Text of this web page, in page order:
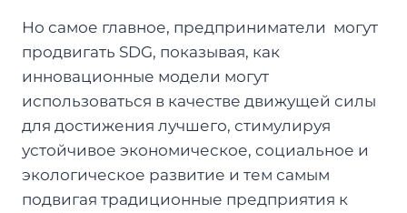
Но самое главное, предприниматели могут
продвигать SDG, показывая, как
инновационные модели могут
использоваться в качестве движущей силы
для достижения лучшего, стимулируя
устойчивое экономическое, социальное и
экологическое развитие и тем самым
подвигая традиционные предприятия к